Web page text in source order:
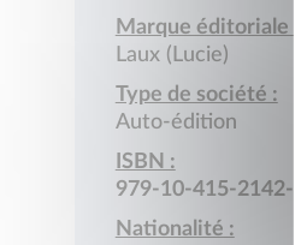
Marque éditoriale :
Laux (Lucie)
Type de société :
Auto-édition
ISBN :
979-10-415-2142-5
Nationalité :